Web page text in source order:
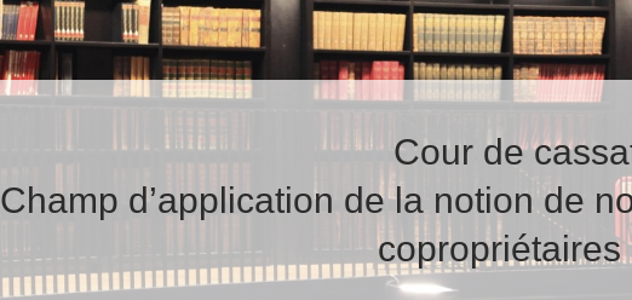
Cour de
Champ d’application de la notion de
copropriétaires